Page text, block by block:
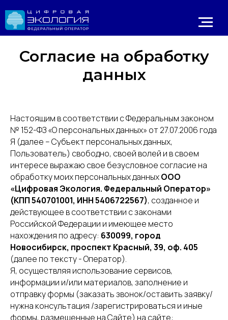
Реестр ОНВОС Реестр лицензий ЛК природопользователя
info@cifra.eco
База знаний
Календарь
8(800)234-93-88
Согласие на обработку
данных
Настоящим в соответствии с Федеральным законом
№ 152-ФЗ «О персональных данных» от 27.07.2006 года
Я (далее – Субъект персональных данных,
Пользователь) свободно, своей волей и в своем
интересе выражаю свое безусловное согласие на
обработку моих персональных данныхООО
«Цифровая Экология. Федеральный Оператор»
(КПП 540701001, ИНН 5406722567), созданное и
действующее в соответствии с законами
Российской Федерации и имеющее место
нахождения по адресу: 630099, город
Новосибирск, проспект Красный, 39, оф. 405
(далее по тексту - Оператор).
Я, осуществляя использование сервисов,
информации и/или материалов, заполнение и
отправку формы (заказать звонок/оставить заявку/
нужна консультация /зарегистрироваться и иные
формы, размещенные на Сайте) на сайте: